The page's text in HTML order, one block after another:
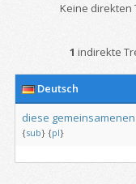
Keine
1 indirekte
Deutsch
diese gemeinsamenen
{sub} {pl}